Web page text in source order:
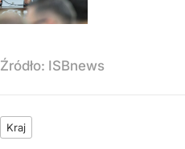
Źródło: ISBnews
Kraj